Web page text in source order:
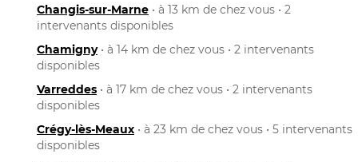
Changis-sur-Marne • à 13 km de chez vous • 2
intervenants disponibles
Chamigny• à 14 km de chez vous • 2 intervenants
disponibles
Varreddes • à 17 km de chez vous • 2 intervenants
disponibles
Crégy-lès-Meaux • à 23 km de chez vous • 5 intervenants
disponibles